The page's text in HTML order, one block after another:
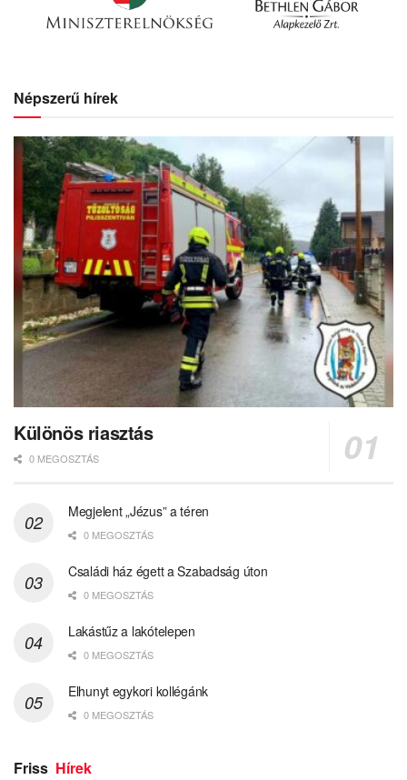
Népszerű hírek
Különös riasztás
0 MEGOSZTÁS
Megjelent „Jézus” a téren
0 MEGOSZTÁS
Családi ház égett a Szabadság úton
0 MEGOSZTÁS
Lakástűz a lakótelepen
0 MEGOSZTÁS
Elhunyt egykori kollégánk
0 MEGOSZTÁS
Friss Hírek